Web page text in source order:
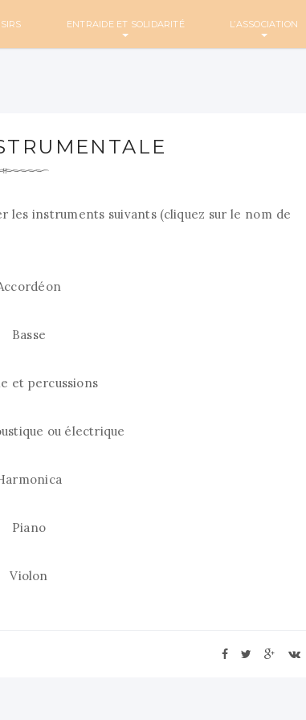
ENTRAIDE ET SOLIDARITÉ L’ASSOCIATION
les instruments suivants (cliquez sur le nom de
Basse
et percussions
ou électrique
Piano
Violon